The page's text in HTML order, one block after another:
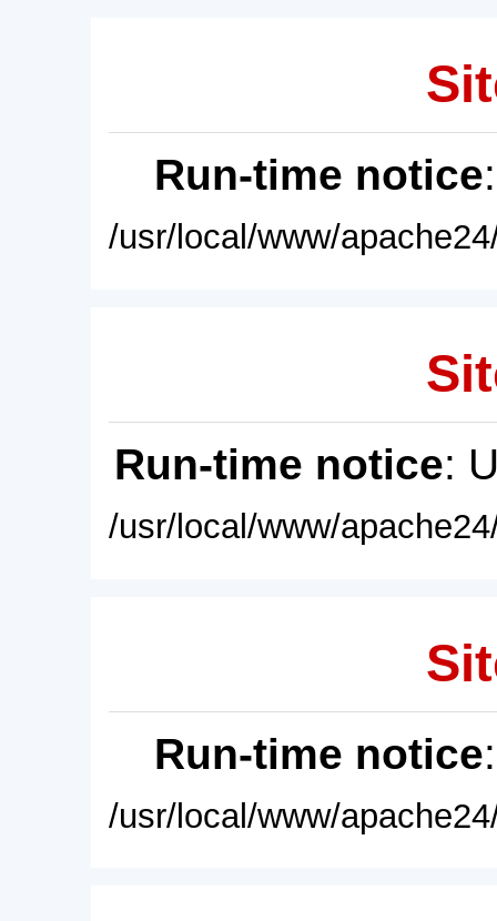
Run-time notice
/usr/local/www/
Run-time notice:
/usr/local/www/
Run-time notice
/usr/local/www/